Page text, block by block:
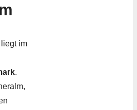
liegt im
.